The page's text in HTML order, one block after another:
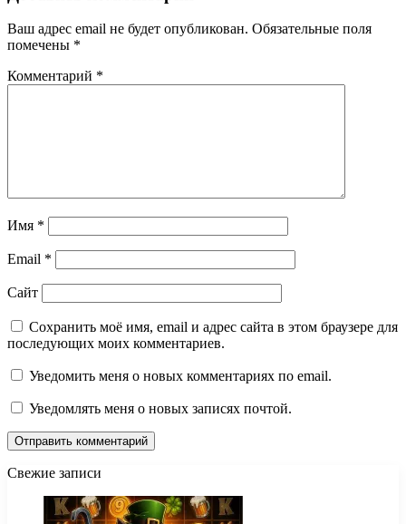
Ваш адрес email не будет опубликован. Обязательные поля
помечены *
Комментарий *
Имя *
Email *
Сайт
Сохранить моё имя, email и адрес сайта в этом браузере для
последующих моих комментариев.
Уведомить меня о новых комментариях по email.
Уведомлять меня о новых записях почтой.
Свежие записи